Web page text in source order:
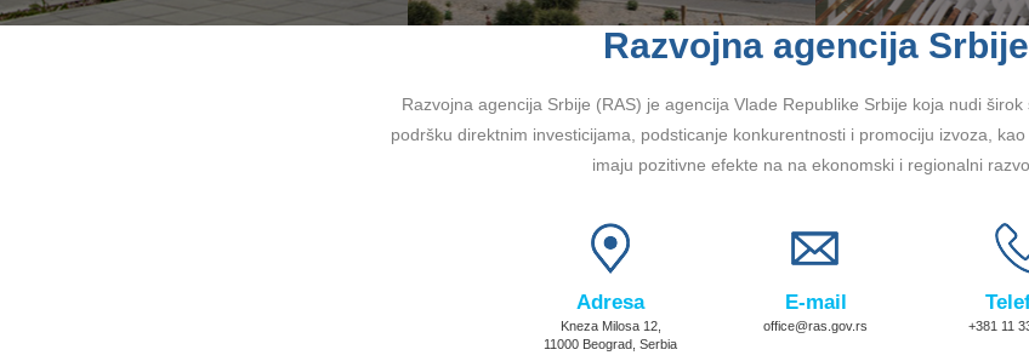
Razvojna agencija Srbije
Razvojna agencija Srbije (RAS) je agencija Vlade Republike Srbije koja nudi
podršku direktnim investicijama, podsticanje konkurentnosti i promociju izvoza,
imaju pozitivne efekte na na ekonomski i regionalni
Adresa
Kneza Milosa 12,
11000 Beograd, Serbia
E-mail
office@ras.gov.rs +381 11